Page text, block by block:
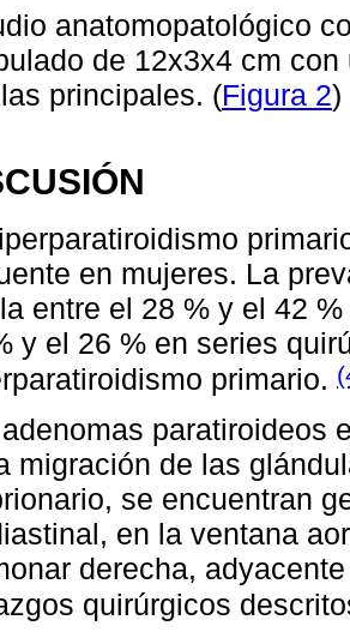
anatomopatológico
de 12x3x4 cm
principales. (Figura 2)
en mujeres. La
entre el 28 % y el 42
y el 26 % en series
primario.
paratiroideos
migración de las
se encuentran
en la ventana
derecha,
quirúrgicos